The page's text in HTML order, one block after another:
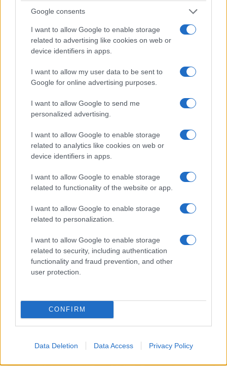
Google consents
I want to allow Google to enable storage
related to advertising like cookies on web or
device identifiers in apps.
I want to allow my user data to be sent to
Google for online advertising purposes.
I want to allow Google to send me
personalized advertising.
I want to allow Google to enable storage
related to analytics like cookies on web or
device identifiers in apps.
I want to allow Google to enable storage
related to functionality of the website or app.
I want to allow Google to enable storage
related to personalization.
I want to allow Google to enable storage
related to security, including authentication
functionality and fraud prevention, and other
user protection.
CONFIRM
Data Deletion Data Access Privacy Policy
ΕΛΛΑΔΑ
τις φωτιές: Άμεσες αποζημιώσεις και
5/08/2026 - 7:49μμ
στο νερό της Σίβηρης
5/08/2026 - 5:44μμ